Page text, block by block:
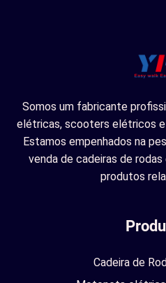
Somos um fabricante
elétricas, scooters elétricos
Estamos empenhados na
venda de cadeiras de
produtos
Cadeira de